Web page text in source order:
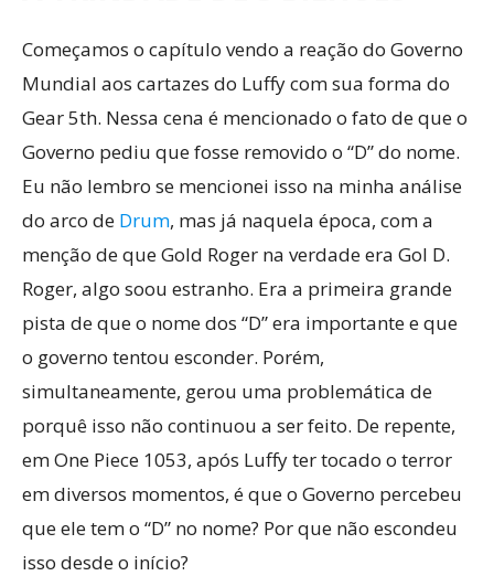
Começamos o capítulo vendo a reação do Governo
Mundial aos cartazes do Luffy com sua forma do
Gear 5th. Nessa cena é mencionado o fato de que o
Governo pediu que fosse removido o “D” do nome.
Eu não lembro se mencionei isso na minha análise
do arco de Drum, mas já naquela época, com a
menção de que Gold Roger na verdade era Gol D.
Roger, algo soou estranho. Era a primeira grande
pista de que o nome dos “D” era importante e que
o governo tentou esconder. Porém,
simultaneamente, gerou uma problemática de
porquê isso não continuou a ser feito. De repente,
em One Piece 1053, após Luffy ter tocado o terror
em diversos momentos, é que o Governo percebeu
que ele tem o “D” no nome? Por que não escondeu
isso desde o início?